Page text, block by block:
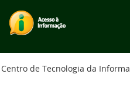
Centro de Tecnologia da